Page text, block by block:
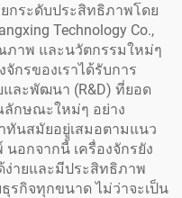
กระดับประสิทธิภาพโดย
Technology Co.,
ภาพ และนวัตกรรมใหม่ๆ
กรของเราได้รับการ
ละพัฒนา (R&D) ที่ยอด
ลักษณะใหม่ๆ อย่าง
ทันสมัยอยู่เสมอตามแนว
อกจากนี้ เครื่องจักรยัง
ง่ายและมีประสิทธิภาพ
รกิจทุกขนาด ไม่ว่าจะเป็น